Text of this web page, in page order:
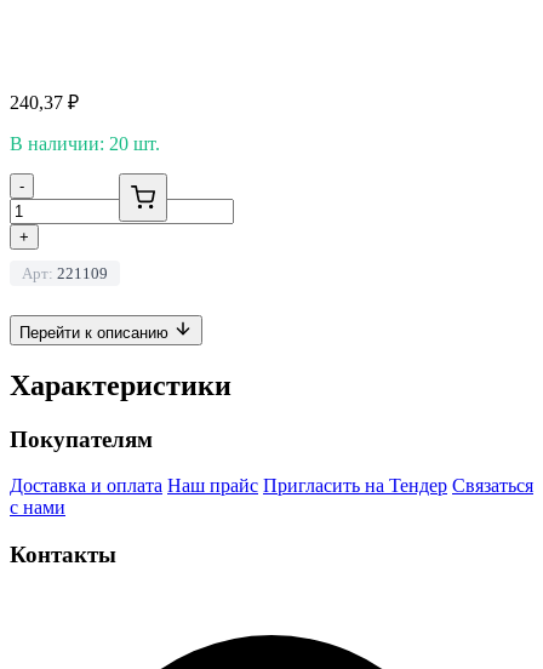
240,37 ₽
В наличии: 20 шт.
-
+
Арт: 221109
Перейти к описанию
Характеристики
Покупателям
Доставка и оплата Наш прайс Пригласить на Тендер Связаться
с нами
Контакты